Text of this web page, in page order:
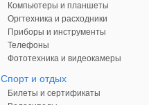
Компьютеры и планшеты
Оргтехника и расходники
Приборы и инструменты
Телефоны
Фототехника и видеокамеры
Спорт и отдых
Билеты и сертификаты